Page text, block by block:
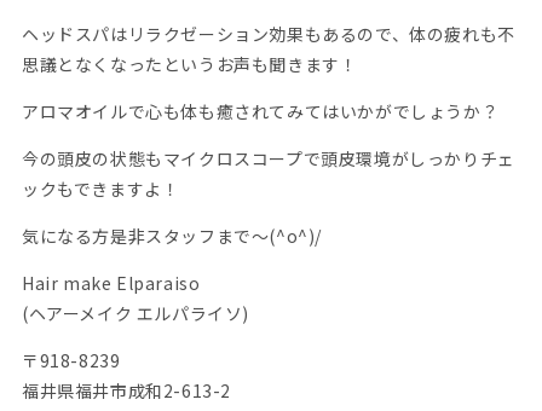
ヘッドスパはリラクゼーション効果もあるので、体の疲れも不
思議となくなったというお声も聞きます！
アロマオイルで心も体も癒されてみてはいかがでしょうか？
今の頭皮の状態もマイクロスコープで頭皮環境がしっかりチェ
ックもできますよ！
気になる方是非スタッフまで〜(^o^)/
Hair make Elparaiso
(ヘアーメイク エルパライソ)
〒918-8239
福井県福井市成和2-613-2